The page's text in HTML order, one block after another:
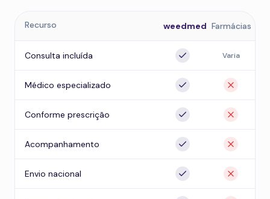
Recurso weedmed Farmácias
Consulta incluída Varia
Médico especializado
Conforme prescrição
Acompanhamento
Envio nacional